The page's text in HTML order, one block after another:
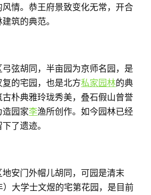
情。恭王府景致变化无常，开合
筑的典范。
弦胡同，半亩园为京师名园，是
的宅园，也是北方私家园林的典
朴典雅玲珑秀美，叠石假山曾誉
造园家李渔所创作。如今园林已经
了遗迹。
安门外帽儿胡同，可园是清末
）大学士文煜的宅第花园，是目前